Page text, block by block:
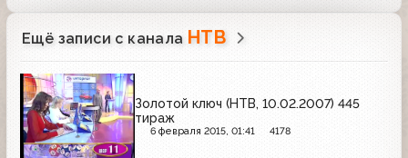
Ещё записи с канала НТВ
Золотой ключ (НТВ, 10.02.2007) 445
тираж
6 февраля 2015, 01:41 4178